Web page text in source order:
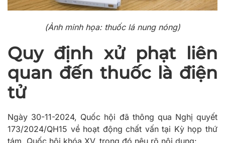
(Ảnh minh họa: thuốc lá nung nóng)
Quy định xử phạt liên
quan đến thuốc là điện
tử
Ngày 30-11-2024, Quốc hội đã thông qua Nghị quyết
173/2024/QH15 về hoạt động chất vấn tại Kỳ họp thứ